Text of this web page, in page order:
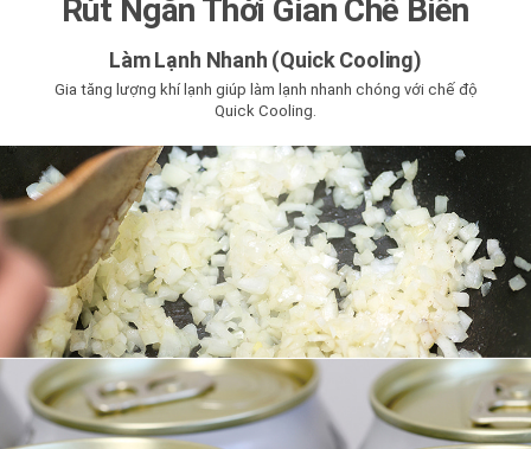
Rút Ngắn Thời Gian Chế Biến
Làm Lạnh Nhanh (Quick Cooling)
Gia tăng lượng khí lạnh giúp làm lạnh nhanh chóng với chế độ
Quick Cooling.